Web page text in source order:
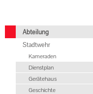
Abteilung
Stadtwehr
Kameraden
Dienstplan
Gerätehaus
Geschichte